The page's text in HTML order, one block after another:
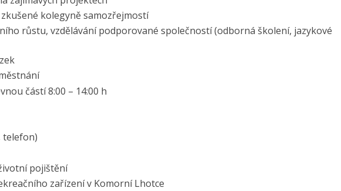
kolegyně samozřejmostí
růstu, vzdělávání podporované společností (odborná školení, jazykové
částí 8:00 – 14:00 h
telefon)
pojištění
zařízení v Komorní Lhotce